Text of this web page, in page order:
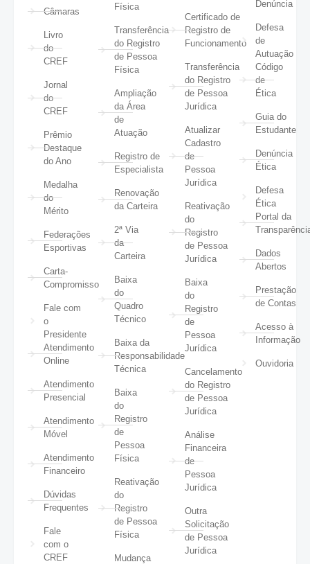
Câmaras
Livro
do
CREF
Jornal
do
CREF
Prêmio
Destaque
do Ano
Medalha
do
Mérito
Federações
Esportivas
Carta-
Compromisso
Fale com
o
Presidente
Atendimento
Online
Atendimento
Presencial
Atendimento
Móvel
Atendimento
Financeiro
Dúvidas
Frequentes
Fale
com o
CREF
Física
Transferência
do Registro
de Pessoa
Física
Ampliação
da Área
de
Atuação
Registro de
Especialista
Renovação
da Carteira
2ª Via
da
Carteira
Baixa
do
Quadro
Técnico
Baixa da
Responsabilidade
Técnica
Baixa
do
Registro
de
Pessoa
Física
Reativação
do
Registro
de Pessoa
Física
Mudança
Certificado de
Registro de
Funcionamento
Transferência
do Registro
de Pessoa
Jurídica
Atualizar
Cadastro
de
Pessoa
Jurídica
Reativação
do
Registro
de Pessoa
Jurídica
Baixa
do
Registro
de
Pessoa
Jurídica
Cancelamento
do Registro
de Pessoa
Jurídica
Análise
Financeira
de
Pessoa
Jurídica
Outra
Solicitação
de Pessoa
Jurídica
Denúncia
Defesa
de
Autuação
Código
de
Ética
Guia do
Estudante
Denúncia
Ética
Defesa
Ética
Portal da
Dados
Abertos
Prestação
de Contas
Acesso à
Informação
Ouvidoria